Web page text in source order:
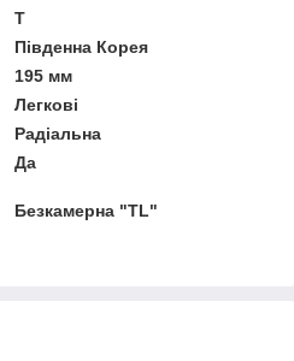
T
Південна Корея
195 мм
Легкові
Радіальна
Да
Безкамерна "TL"